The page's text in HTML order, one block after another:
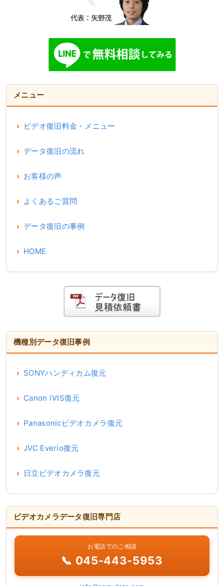
メニュー
ビデオ復旧料金・メニュー
データ復旧の流れ
お客様の声
よくあるご質問
データ復旧の事例
HOME
機種別データ復旧事例
SONYハンディカム復元
Canon iVIS復元
Panasonicビデオカメラ復元
JVC Everio復元
日立ビデオカメラ復元
ビデオカメラデータ復旧専門店
お電話でのご相談
📞 045-443-5953